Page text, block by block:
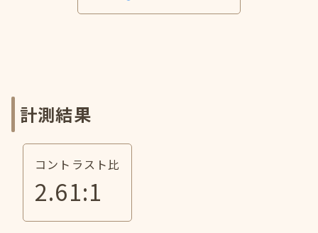
計測結果
コントラスト比
2.61:1